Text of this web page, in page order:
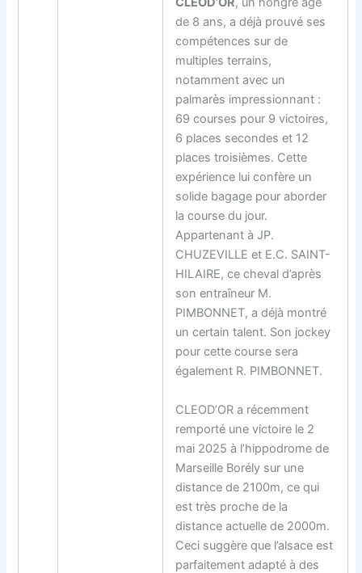
de 8 ans, a déjà prouvé ses
compétences sur de
multiples terrains,
notamment avec un
palmarès impressionnant :
69 courses pour 9 victoires,
6 places secondes et 12
places troisièmes. Cette
expérience lui confère un
solide bagage pour aborder
la course du jour.
Appartenant à JP.
CHUZEVILLE et E.C. SAINT-
HILAIRE, ce cheval d’après
son entraîneur M.
PIMBONNET, a déjà montré
un certain talent. Son jockey
pour cette course sera
également R. PIMBONNET.
CLEOD’OR a récemment
remporté une victoire le 2
mai 2025 à l’hippodrome de
Marseille Borély sur une
distance de 2100m, ce qui
est très proche de la
distance actuelle de 2000m.
Ceci suggère que l’alsace est
parfaitement adapté à des